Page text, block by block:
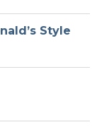
Style